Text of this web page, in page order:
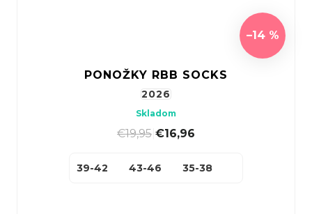
–14 %
PONOŽKY RBB SOCKS
2026
Skladom
€19,95 €16,96
39-42 43-46 35-38